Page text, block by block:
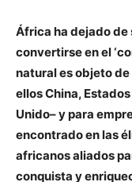
África ha dejado de
convertirse en el
natural es objeto
ellos China,
Unido– y para
encontrado en las
africanos aliados
conquista y